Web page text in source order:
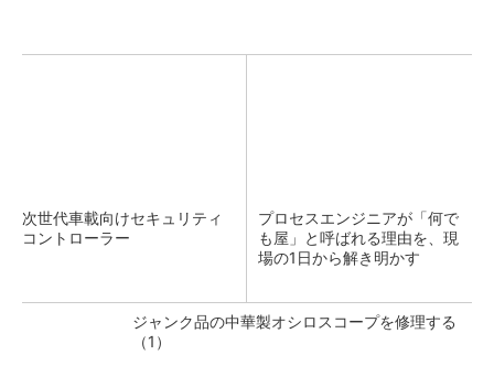
次世代車載向けセキュリティ
コントローラー
プロセスエンジニアが「何で
も屋」と呼ばれる理由を、現
場の1日から解き明かす
ジャンク品の中華製オシロスコープを修理する
（1）